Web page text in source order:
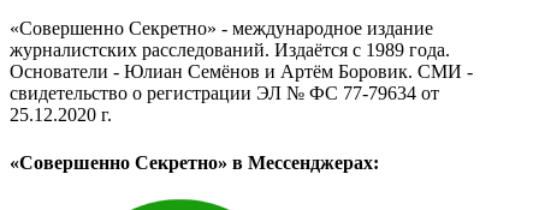
«Совершенно Секретно» - международное издание
журналистских расследований. Издаётся с 1989 года.
Основатели - Юлиан Семёнов и Артём Боровик. CМИ -
свидетельство о регистрации ЭЛ № ФС 77-79634 от
25.12.2020 г.
«Совершенно Секретно» в Мессенджерах: